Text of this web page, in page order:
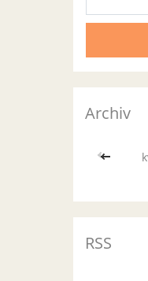
Archiv
<<
RSS